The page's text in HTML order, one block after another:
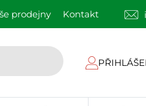
prodejny Kontakt